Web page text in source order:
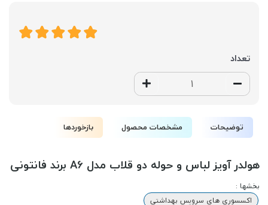
تعداد
توضیحات مشخصات محصول بازخوردها
هولدر آویز لباس و حوله دو قلاب مدل A6 برند فانتونی
بخشها :
اکسسوری های سرویس بهداشتی